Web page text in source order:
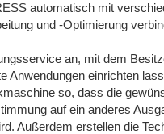
automatisch mit
und -Optimierung
an, mit dem
Anwendungen einrichten
so, dass die
auf ein anderes
Außerdem erstellen die